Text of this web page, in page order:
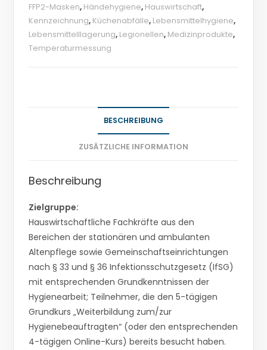
FFP2-Masken, Händehygiene, Hauswirtschaft,
Kennzeichnung, Küchenabfälle, Lebensmittelhygiene,
Lebensmittelllagerung, Legionellen, Medizinprodukte,
Temperaturmessung
BESCHREIBUNG
ZUSÄTZLICHE INFORMATION
Beschreibung
Zielgruppe:
Hauswirtschaftliche Fachkräfte aus den
Bereichen der stationären und ambulanten
Altenpflege sowie Gemeinschaftseinrichtungen
nach § 33 und § 36 Infektionsschutzgesetz (IfSG)
mit entsprechenden Grundkenntnissen der
Hygienearbeit; Teilnehmer, die den 5-tägigen
Grundkurs „Weiterbildung zum/zur
Hygienebeauftragten“ (oder den entsprechenden
4-tägigen Online-Kurs) bereits besucht haben.